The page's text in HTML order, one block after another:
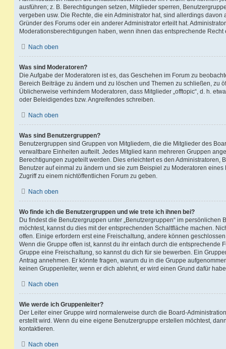
ausführen; z. B. Berechtigungen setzen, Mitglieder sperren,
vergeben usw. Die Rechte, die ein Administrator hat, sind allerdings
Gründer des Forums oder ein anderer Administrator erteilt hat.
Moderationsberechtigungen haben, wenn ihnen das entsprechende Recht
Nach oben
Was sind Moderatoren?
Die Aufgabe der Moderatoren ist es, das Geschehen im Forum zu
Bereich Beiträge zu ändern und zu löschen und Themen zu schließen, zu
Üblicherweise verhindern Moderatoren, dass Mitglieder „offtopic“, d. h.
oder Beleidigendes bzw. Angreifendes schreiben.
Nach oben
Was sind Benutzergruppen?
Benutzergruppen sind Gruppen von Mitgliedern, die die Mitglieder des
verwaltbare Einheiten aufteilt. Jedes Mitglied kann mehreren Gruppen
Berechtigungen zugeteilt werden. Dies erleichtert es den Administratoren,
Benutzer auf einmal zu ändern und sie zum Beispiel zu Moderatoren
Zugriff zu einem nichtöffentlichen Forum zu geben.
Nach oben
Wo finde ich die Benutzergruppen und wie trete ich ihnen bei?
Du findest die Benutzergruppen unter „Benutzergruppen“ im persönlichen
möchtest, kannst du dies mit der entsprechenden Schaltfläche machen.
offen. Einige erfordern erst eine Freischaltung, andere können
Wenn die Gruppe offen ist, kannst du ihr einfach durch die entsprechende
Gruppe eine Freischaltung, so kannst du dich für sie bewerben. Ein
Antrag annehmen. Er könnte fragen, warum du in die Gruppe
keinen Gruppenleiter, wenn er dich ablehnt, er wird einen Grund dafür
Nach oben
Wie werde ich Gruppenleiter?
Der Leiter einer Gruppe wird normalerweise durch die Board-
erstellt wird. Wenn du eine eigene Benutzergruppe erstellen möchtest,
kontaktieren.
Nach oben